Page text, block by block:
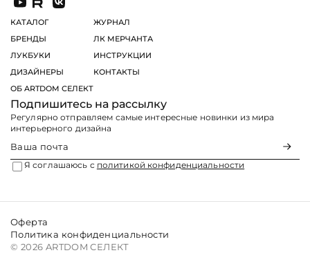
КАТАЛОГ
БРЕНДЫ
ЛУКБУКИ
ДИЗАЙНЕРЫ
ОБ ARTDOM СЕЛЕКТ
ЖУРНАЛ
ЛК МЕРЧАНТА
ИНСТРУКЦИИ
КОНТАКТЫ
Подпишитесь на рассылку
Регулярно отправляем самые интересные новинки из мира
интерьерного дизайна
Я соглашаюсь с политикой конфиденциальности
© 2026 ARTDOM СЕЛЕКТ
Оферта
Политика конфиденциальности